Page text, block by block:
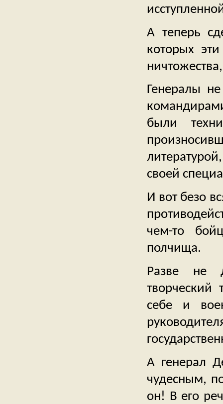
А теперь
которых
Генералы
были
своей
И вот безо
чем-то
полчища.
Разве не
творческий
себе и
А генерал
чудесным,
он! В его